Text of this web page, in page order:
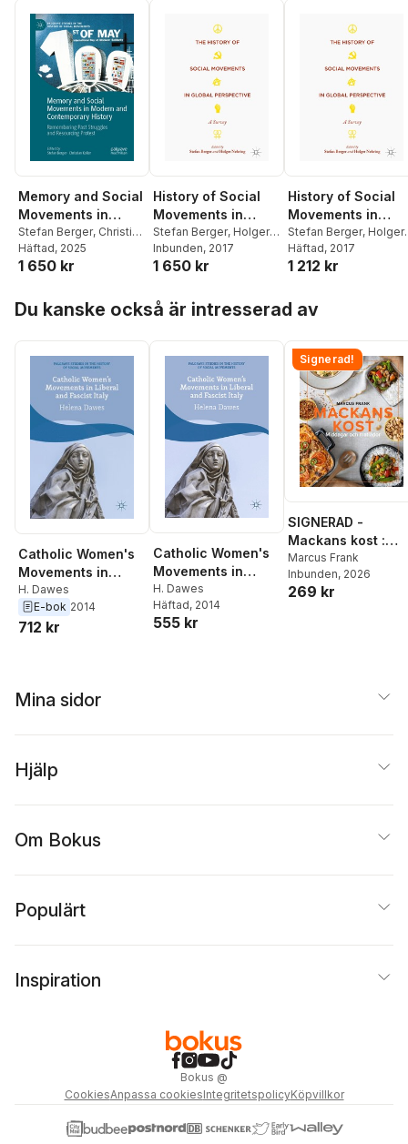
Memory and Social
Movements in
Modern and
Contemporary
History
Stefan Berger, Christian
Koller
Häftad, 2025
1 650 kr
History of Social
Movements in
Global Perspective
Stefan Berger, Holger
Nehring
Inbunden, 2017
1 650 kr
History of Social
Movements in
Global
Stefan Berger, Holger
Nehring
Häftad, 2017
1 212 kr
Du kanske också är intresserad av
Catholic Women's
Movements in
Liberal and Fascist
Italy
H. Dawes
E-bok 2014
712 kr
Catholic Women's
Movements in
Liberal and Fascist
Italy
H. Dawes
Häftad, 2014
555 kr
Signerad!
SIGNERAD -
Mackans kost :
Middagar och
matlådor
Marcus Frank
Inbunden, 2026
269 kr
Mina sidor
Hjälp
Om Bokus
Populärt
Inspiration
Bokus @
CookiesAnpassa cookiesIntegritetspolicyKöpvillkor